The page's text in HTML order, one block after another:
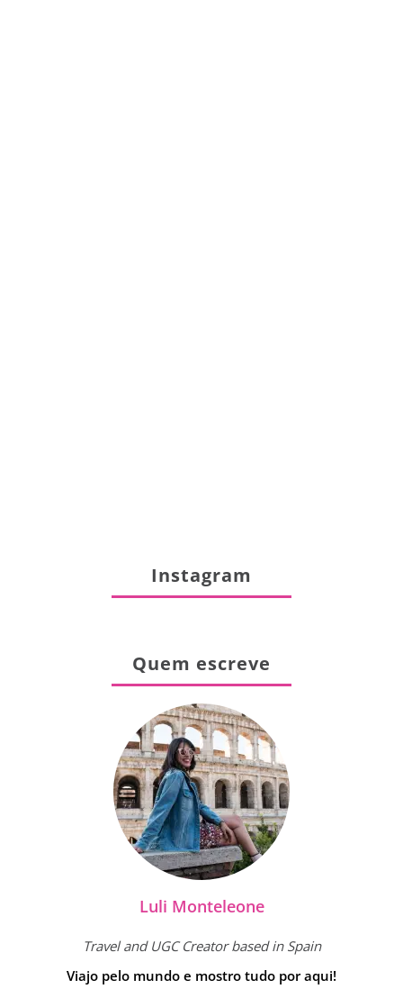
Instagram
Quem escreve
Luli Monteleone
Travel and UGC Creator based in Spain
Viajo pelo mundo e mostro tudo por aqui!